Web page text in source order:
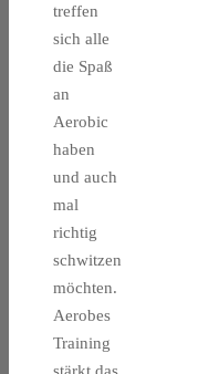
treffen
sich alle
die Spaß
an
Aerobic
haben
und auch
mal
richtig
schwitzen
möchten.
Aerobes
Training